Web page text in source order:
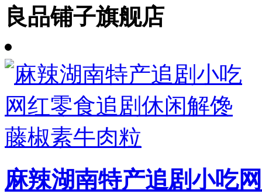
良品铺子旗舰店
麻辣湖南特产追剧小吃